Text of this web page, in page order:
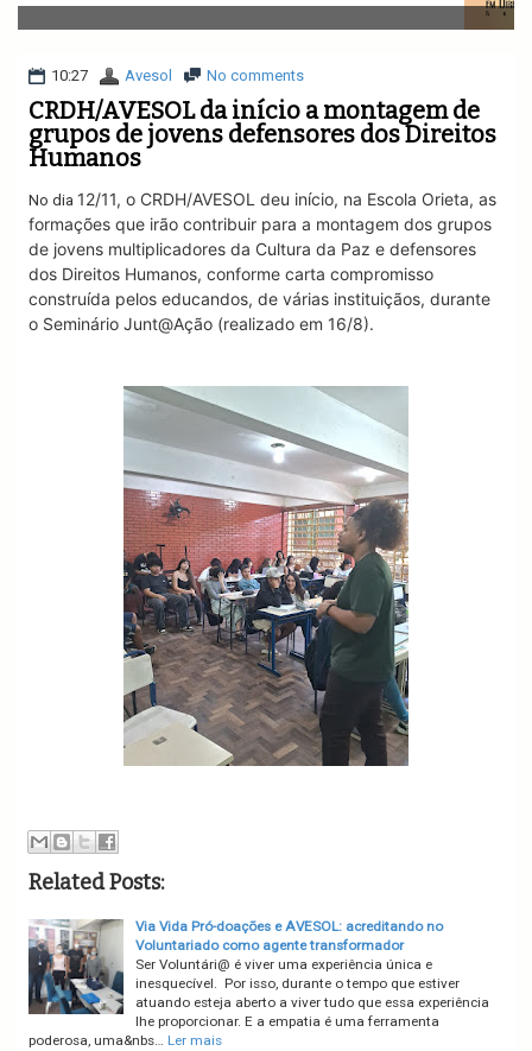
v
i
a
t
i
o
10:27 Avesol No comments
CRDH/AVESOL da início a montagem de
grupos de jovens defensores dos Direitos
Humanos
No dia 12/11, o CRDH/AVESOL deu início, na Escola Orieta, as
formações que irão contribuir para a montagem dos grupos
de jovens multiplicadores da Cultura da Paz e defensores
dos Direitos Humanos, conforme carta compromisso
construída pelos educandos, de várias instituiçãos, durante
o Seminário Junt@Ação (realizado em 16/8).
Related Posts:
Via Vida Pró-doações e AVESOL: acreditando no
Voluntariado como agente transformador
Ser Voluntári@ é viver uma experiência única e
inesquecível. Por isso, durante o tempo que estiver
atuando esteja aberto a viver tudo que essa experiência
lhe proporcionar. E a empatia é uma ferramenta
poderosa, uma&nbs… Ler mais